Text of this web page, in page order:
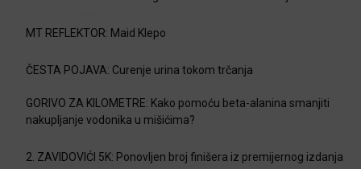
MT REFLEKTOR: Maid Klepo
ČESTA POJAVA: Curenje urina tokom trčanja
GORIVO ZA KILOMETRE: Kako pomoću beta-alanina smanjiti
nakupljanje vodonika u mišićima?
2. ZAVIDOVIĆI 5K: Ponovljen broj finišera iz premijernog izdanja